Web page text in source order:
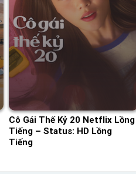
Cô Gái Thế Kỷ 20 Netflix Lồng
Tiếng – Status: HD Lồng
Tiếng